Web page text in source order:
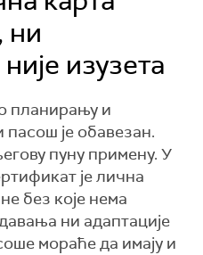
ни
изузета
планирању и
је обавезан.
пуну примену. У
је лична
без које нема
ни адаптације
мораће да имају и